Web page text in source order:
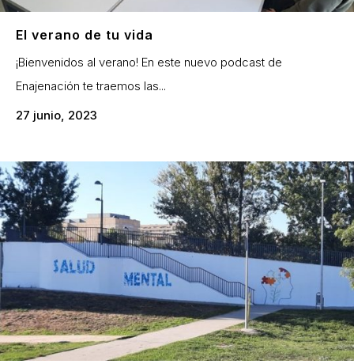
El verano de tu vida
¡Bienvenidos al verano! En este nuevo podcast de
Enajenación te traemos las...
27 junio, 2023